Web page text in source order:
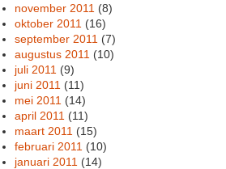
november 2011 (8)
oktober 2011 (16)
september 2011 (7)
augustus 2011 (10)
juli 2011 (9)
juni 2011 (11)
mei 2011 (14)
april 2011 (11)
maart 2011 (15)
februari 2011 (10)
januari 2011 (14)